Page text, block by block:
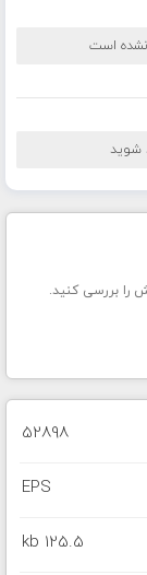
است
شوید
را بررسی کنید.
52898
EPS
125.5 kb